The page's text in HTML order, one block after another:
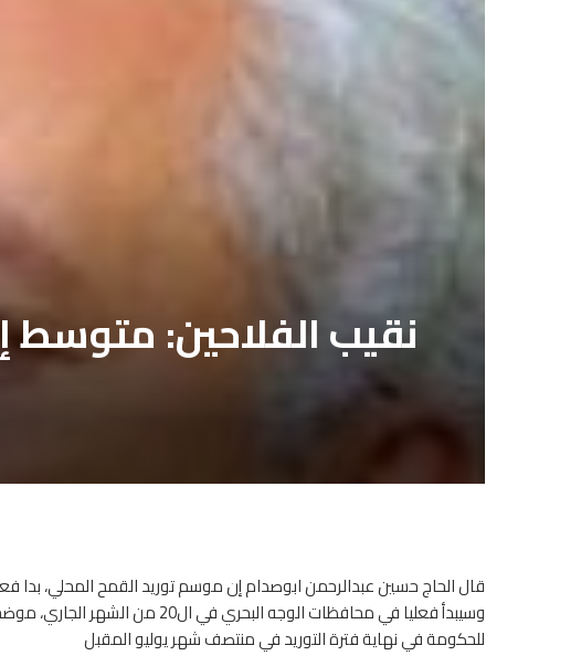
قال الحاج حسين عبدالرحمن ابوصدام إن موسم توريد القمح المحلي، بدا
للحكومة في نهاية فترة التوريد في منتصف شهر يوليو المقبل